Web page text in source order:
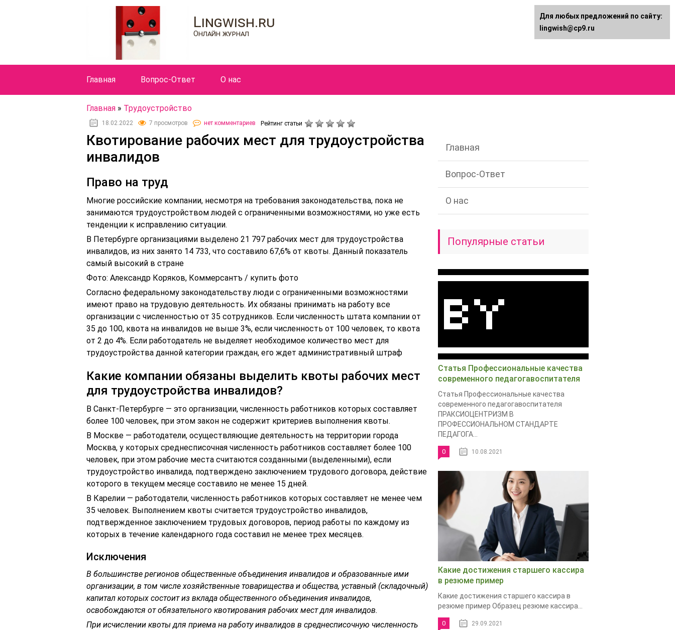
Lingwish.ru
Онлайн журнал
Главная Вопрос-Ответ О нас
Главная » Трудоустройство
18.02.2022 7 просмотров нет комментариев Рейтинг статьи
Квотирование рабочих мест для трудоустройства
инвалидов
Право на труд
Многие российские компании, несмотря на требования законодательства, пока не
занимаются трудоустройством людей с ограниченными возможностями, но уже есть
тенденции к исправлению ситуации.
В Петербурге организациями выделено 21 797 рабочих мест для трудоустройства
инвалидов, из них занято 14 733, что составило 67,6% от квоты. Данный показатель
самый высокий в стране
Фото: Александр Коряков, Коммерсантъ / купить фото
Согласно федеральному законодательству люди с ограниченными возможностями
имеют право на трудовую деятельность. Их обязаны принимать на работу все
организации с численностью от 35 сотрудников. Если численность штата компании от
35 до 100, квота на инвалидов не выше 3%, если численность от 100 человек, то квота
от 2 до 4%. Если работодатель не выделяет необходимое количество мест для
трудоустройства данной категории граждан, его ждет административный штраф
Какие компании обязаны выделить квоты рабочих мест
для трудоустройства инвалидов?
В Санкт-Петербурге — это организации, численность работников которых составляет
более 100 человек, при этом закон не содержит критериев выполнения квоты.
В Москве — работодатели, осуществляющие деятельность на территории города
Москва, у которых среднесписочная численность работников составляет более 100
человек, при этом рабочие места считаются созданными (выделенными), если
трудоустройство инвалида, подтверждено заключением трудового договора, действие
которого в текущем месяце составило не менее 15 дней.
В Карелии — работодатели, численность работников которых составляет не менее чем
35 человек. Выполнением квоты считается трудоустройство инвалидов,
подтвержденное заключением трудовых договоров, период работы по каждому из
которых в течение календарного года составил не менее трех месяцев.
Исключения
В большинстве регионов общественные объединения инвалидов и образованные ими
организации, в том числе хозяйственные товарищества и общества, уставный (складочный)
капитал которых состоит из вклада общественного объединения инвалидов,
освобождаются от обязательного квотирования рабочих мест для инвалидов.
При исчислении квоты для приема на работу инвалидов в среднесписочную численность
Главная
Вопрос-Ответ
О нас
Популярные статьи
Статья Профессиональные качества
современного педагогавоспитателя
Статья Профессиональные качества
современного педагогавоспитателя
ПРАКСИОЦЕНТРИЗМ В
ПРОФЕССИОНАЛЬНОМ СТАНДАРТЕ
ПЕДАГОГА...
0 10.08.2021
Какие достижения старшего кассира
в резюме пример
Какие достижения старшего кассира в
резюме пример Образец резюме кассира...
0 29.09.2021
Для любых предложений по сайту:
lingwish@cp9.ru